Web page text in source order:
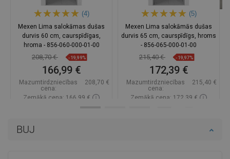
BUJ
(4)
Mexen Lima salokāmas dušas
durvis 60 cm, caurspīdīgas,
hroma - 856-060-000-01-00
208,70 € -19,99%
166,99 €
Mazumtirdzniecības
cena:
208,70 €
Zemākā cena: 166,99 €
(5)
Mexen Lima salokāmās dušas
durvis 65 cm, caurspīdīgs, hroms
- 856-065-000-01-00
215,40 € -19,97%
172,39 €
Mazumtirdzniecības
cena:
215,40 €
Zemākā cena: 172,39 €